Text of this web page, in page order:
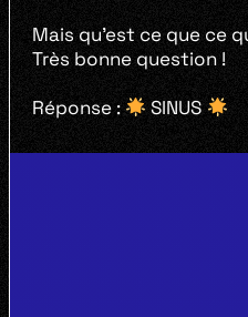
Mais qu’est ce que ce
Très bonne question !
Réponse :
SINUS